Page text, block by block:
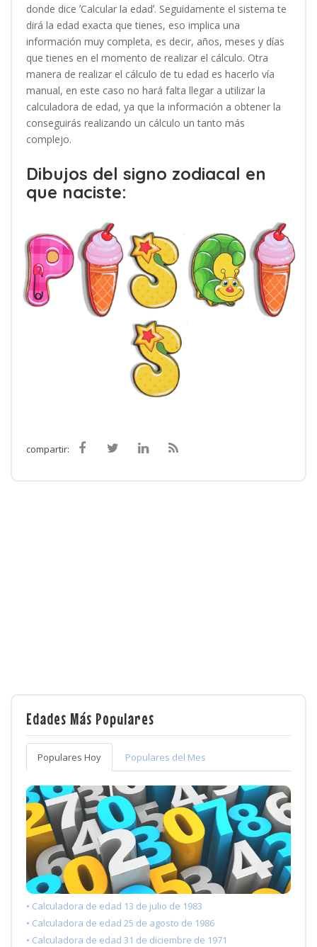
donde dice ʼCalcular la edadʼ. Seguidamente el sistema te
dirá la edad exacta que tienes, eso implica una
información muy completa, es decir, años, meses y días
que tienes en el momento de realizar el cálculo. Otra
manera de realizar el cálculo de tu edad es hacerlo vía
manual, en este caso no hará falta llegar a utilizar la
calculadora de edad, ya que la información a obtener la
conseguirás realizando un cálculo un tanto más
complejo.
Dibujos del signo zodiacal en
que naciste:
compartir:
Edades Más Populares
Populares Hoy Populares del Mes
• Calculadora de edad 13 de julio de 1983
• Calculadora de edad 25 de agosto de 1986
• Calculadora de edad 31 de diciembre de 1971